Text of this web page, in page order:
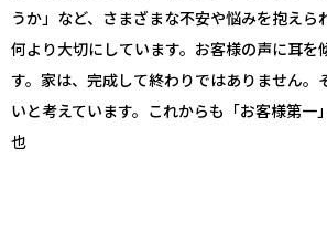
うか」など、さまざまな不安や悩みを抱え
何より大切にしています。お客様の声に耳
す。家は、完成して終わりではありません
いと考えています。これからも「お客様第
也